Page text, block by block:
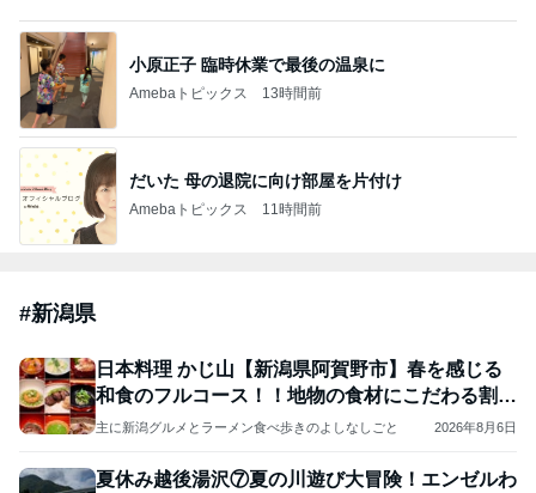
小原正子 臨時休業で最後の温泉に
Amebaトピックス 13時間前
だいた 母の退院に向け部屋を片付け
Amebaトピックス 11時間前
#新潟県
日本料理 かじ山【新潟県阿賀野市】春を感じる
和食のフルコース！！地物の食材にこだわる割烹
料理店
主に新潟グルメとラーメン食べ歩きのよしなしごと 2026年8月6日
夏休み越後湯沢⑦夏の川遊び大冒険！エンゼルわ